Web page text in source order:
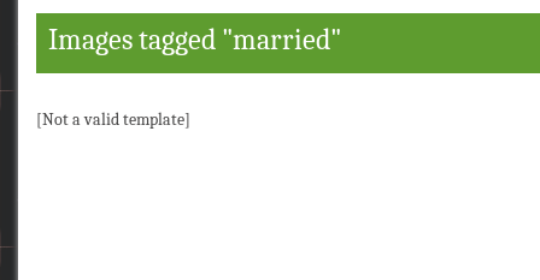
Images tagged "married"
[Not a valid template]